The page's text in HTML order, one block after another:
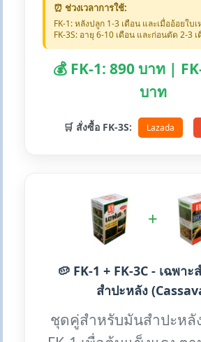
⏰ ช่วงเวลาการใช้:
FK-1: หลังปลูก 1-3 เดือน และเมื่ออ้อยใบเ
FK-3S: อายุ 6-10 เดือน และก่อนตัด 2-3
💰 FK-1: 890 บาท |
บาท
🛒 สั่งซื้อ FK-3S: Lazada
+
🥔 FK-1 + FK-3C - เฉพา
สำปะหลัง
ชุดคู่สำหรับมันสำปะหลั